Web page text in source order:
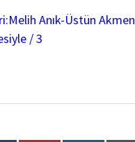
Anık-Üstün Akmen
/ 3